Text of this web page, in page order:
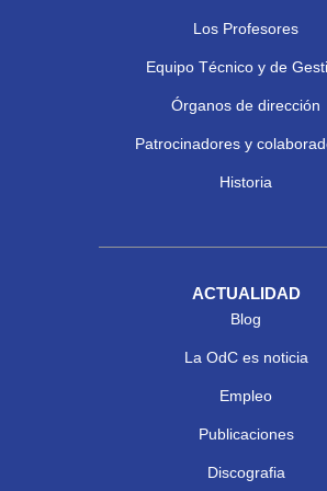
Los Profesores
Equipo Técnico y de
Órganos de dirección
Patrocinadores y
Historia
ACTUALIDAD
Blog
La OdC es noticia
Empleo
Publicaciones
Discografia